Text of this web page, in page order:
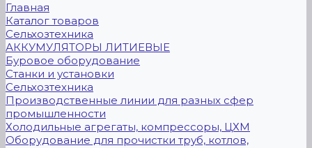
Главная
Каталог товаров
Сельхозтехника
АККУМУЛЯТОРЫ ЛИТИЕВЫЕ
Буровое оборудование
Станки и установки
Сельхозтехника
Производственные линии для разных сфер
промышленности
Холодильные агрегаты, компрессоры, ЦХМ
Оборудование для прочистки труб, котлов,